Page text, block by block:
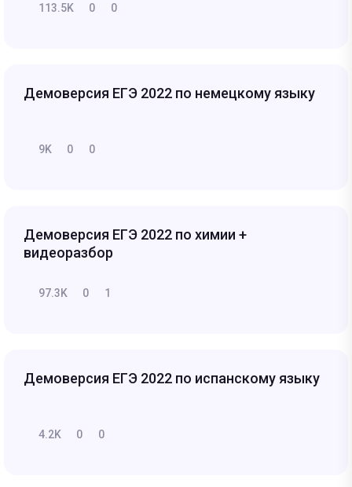
113.5K 0 0
Демоверсия ЕГЭ 2022 по немецкому языку
9K 0 0
Демоверсия ЕГЭ 2022 по химии +
видеоразбор
97.3K 0 1
Демоверсия ЕГЭ 2022 по испанскому языку
4.2K 0 0